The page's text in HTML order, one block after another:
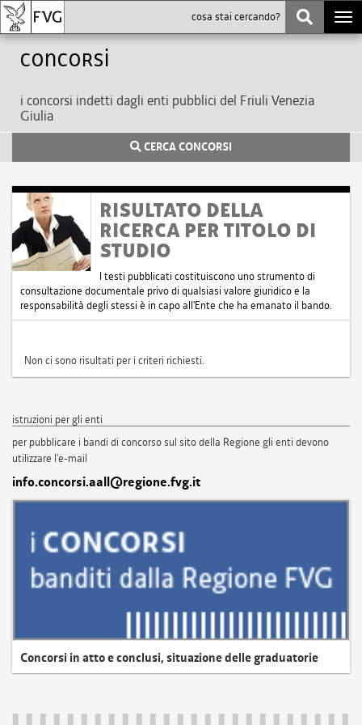
Concorsi
i concorsi indetti dagli enti pubblici del Friuli Venezia
Giulia
CERCA CONCORSI
RISULTATO DELLA
RICERCA PER TITOLO DI
STUDIO
I testi pubblicati costituiscono uno strumento di
consultazione documentale privo di qualsiasi valore giuridico e la
responsabilità degli stessi è in capo all'Ente che ha emanato il bando.
Non ci sono risultati per i criteri richiesti.
istruzioni per gli enti
per pubblicare i bandi di concorso sul sito della Regione gli enti devono
utilizzare l'e-mail
info.concorsi.aall@regione.fvg.it
Concorsi in atto e conclusi, situazione delle graduatorie